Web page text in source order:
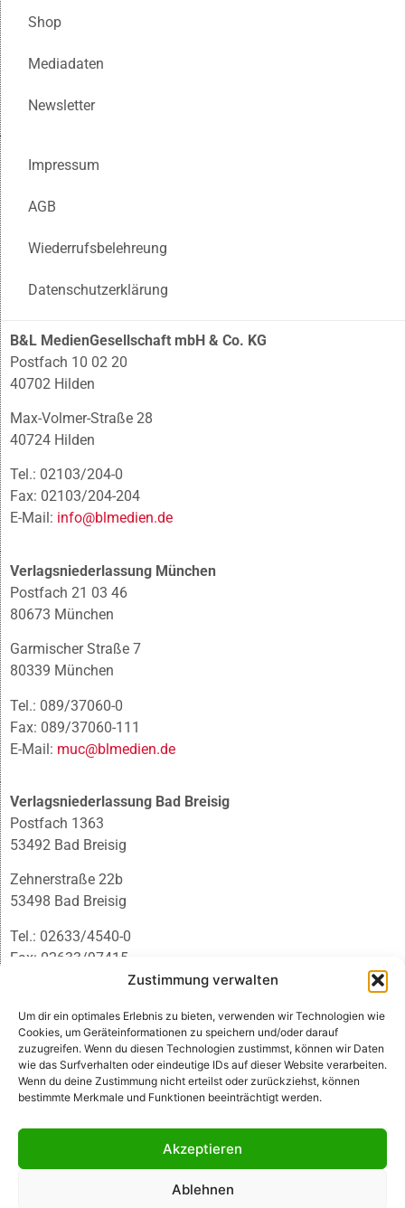
Zustimmung verwalten
Um dir ein optimales Erlebnis zu bieten, verwenden wir Technologien wie
Cookies, um Geräteinformationen zu speichern und/oder darauf
zuzugreifen. Wenn du diesen Technologien zustimmst, können wir Daten
wie das Surfverhalten oder eindeutige IDs auf dieser Website verarbeiten.
Wenn du deine Zustimmung nicht erteilst oder zurückziehst, können
bestimmte Merkmale und Funktionen beeinträchtigt werden.
Akzeptieren
Ablehnen
Shop
Mediadaten
Newsletter
Impressum
AGB
Wiederrufsbelehreung
Datenschutzerklärung
B&L MedienGesellschaft mbH & Co. KG
Postfach 10 02 20
40702 Hilden
Max-Volmer-Straße 28
40724 Hilden
Tel.: 02103/204-0
Fax: 02103/204-204
E-Mail: info@blmedien.de
Verlagsniederlassung München
Postfach 21 03 46
80673 München
Garmischer Straße 7
80339 München
Tel.: 089/37060-0
Fax: 089/37060-111
E-Mail: muc@blmedien.de
Verlagsniederlassung Bad Breisig
Postfach 1363
53492 Bad Breisig
Zehnerstraße 22b
53498 Bad Breisig
Tel.: 02633/4540-0
Fax: 02633/97415
infobb@blmedien.de